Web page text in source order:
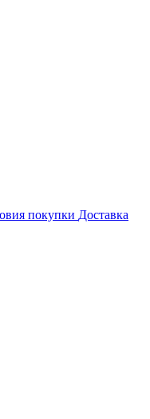
покупки Доставка